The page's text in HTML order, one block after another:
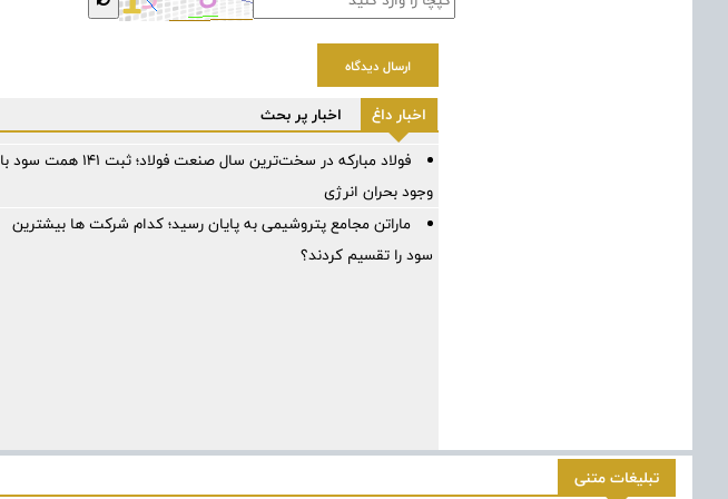
ارسال دیدگاه
اخبار داغ
اخبار پر بحث
فولاد مبارکه در سخت‌ترین سال صنعت فولاد؛ ثبت ۱۴۱ همت سود با
وجود بحران انرژی
ماراتن مجامع پتروشیمی به پایان رسید؛ کدام شرکت ها بیشترین
سود را تقسیم کردند؟
تبلیغات متنی